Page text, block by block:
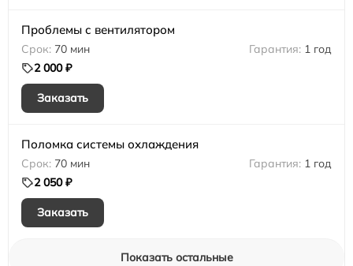
Проблемы с вентилятором
70 мин
1 год
2 000 ₽
Заказать
Поломка системы охлаждения
70 мин
1 год
2 050 ₽
Заказать
Показать остальные